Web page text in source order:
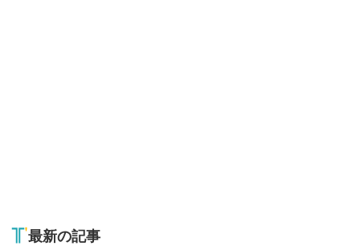
最新の記事